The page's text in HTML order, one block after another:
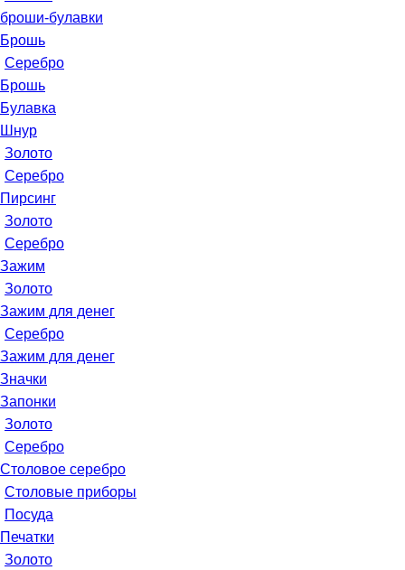
броши-булавки
Брошь
Серебро
Брошь
Булавка
Шнур
Золото
Серебро
Пирсинг
Золото
Серебро
Зажим
Золото
Зажим для денег
Серебро
Зажим для денег
Значки
Запонки
Золото
Серебро
Столовое серебро
Столовые приборы
Посуда
Печатки
Золото